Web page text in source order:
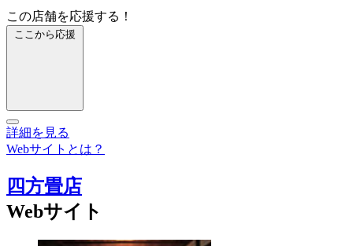
この店舗を応援する！
ここから応援
詳細を見る
Webサイトとは？
四方畳店
Webサイト